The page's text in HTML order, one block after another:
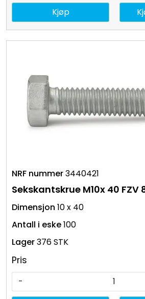
Kjøp
3440421
Sekskantskrue M10x 40 FZV
10 x 40
100
376 STK
Pris
-